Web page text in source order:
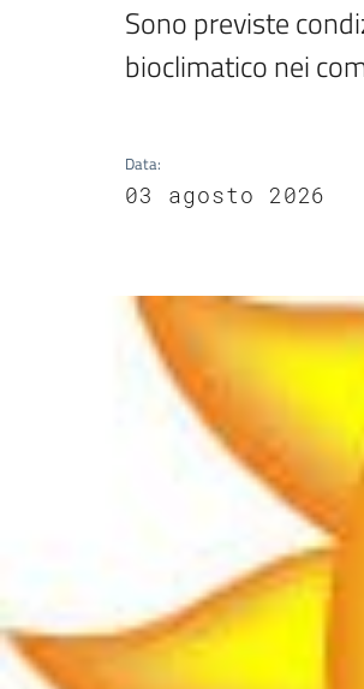
Sono previste
bioclimatico nei
Data:
03 agosto 2026